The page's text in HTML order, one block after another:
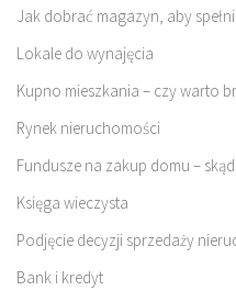
Jak dobrać magazyn, aby
Lokale do wynajęcia
Kupno mieszkania – czy warto
Rynek nieruchomości
Fundusze na zakup domu –
Księga wieczysta
Podjęcie decyzji sprzedaży
Bank i kredyt